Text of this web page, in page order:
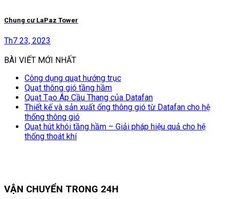
Chung cư LaPaz Tower
Th7 23, 2023
BÀI VIẾT MỚI NHẤT
Công dụng quạt hướng trục
Quạt thông gió tầng hầm
Quạt Tạo Áp Cầu Thang của Datafan
Thiết kế và sản xuất ống thông gió từ Datafan cho hệ
thống thông gió
Quạt hút khói tầng hầm – Giải pháp hiệu quả cho hệ
thống thoát khí
VẬN CHUYỂN TRONG 24H